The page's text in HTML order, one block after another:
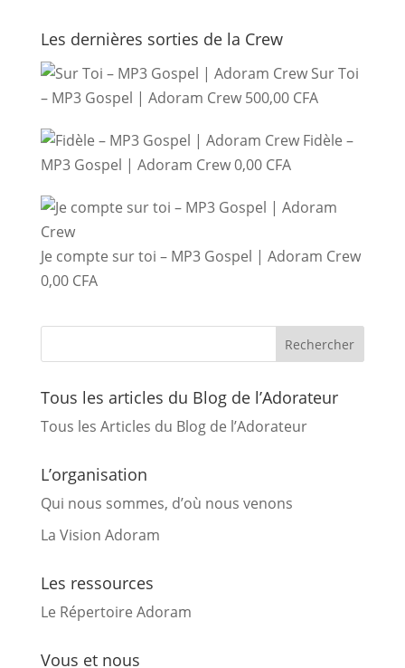
Les dernières sorties de la Crew
Sur Toi
– MP3 Gospel | Adoram Crew 500,00 CFA
Fidèle –
MP3 Gospel | Adoram Crew0,00 CFA
Je compte sur toi – MP3 Gospel | Adoram Crew
0,00 CFA
Tous les articles du Blog de l’Adorateur
Tous les Articles du Blog de l’Adorateur
L’organisation
Qui nous sommes, d’où nous venons
La Vision Adoram
Les ressources
Le Répertoire Adoram
Vous et nous